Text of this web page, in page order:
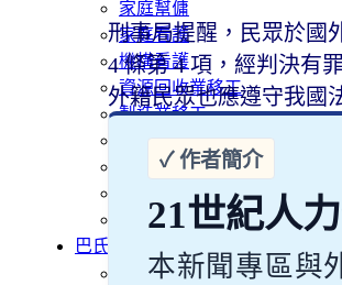
家庭幫傭
家庭看護
機構看護
資源回收業移工
製造業移工
白領專業移工
農業移工
營造業移工
餐飲旅宿-實習生專區
巴氏量表
「3分鐘」巴氏量表評估
刑事局提醒，民眾於國
4 條第 4 項，經判決有
外籍民眾也應遵守我國
21世紀人
本新聞專區與